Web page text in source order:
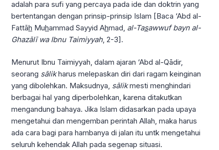
adalah para sufi yang percaya pada ide dan doktrin yang
bertentangan dengan prinsip-prinsip Islam [Baca ‘Abd al-
Fattāh Muhammad Sayyid Ahmad, al-Tasawwuf bayn al-
Ghazālī wa Ibnu Taimiyyah, 2-3].
Menurut Ibnu Taimiyyah, dalam ajaran ‘Abd al-Qādir,
seorang sālikharus melepaskan diri dari ragam keinginan
yang dibolehkan. Maksudnya, sālikmesti menghindari
berbagai hal yang diperbolehkan, karena ditakutkan
mengandung bahaya. Jika Islam didasarkan pada upaya
mengetahui dan mengemban perintah Allah, maka harus
ada cara bagi para hambanya di jalan itu untk mengetahui
seluruh kehendak Allah pada segenap situasi.